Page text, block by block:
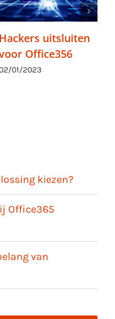
Hackers uitsluiten
Office356
01/2023
kiezen?
Office365
van